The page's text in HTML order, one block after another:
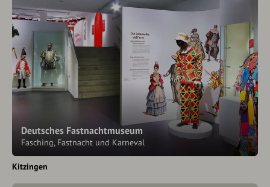
Deutsches Fastnachtmuseum
Fasching, Fastnacht und Karneval
Kitzingen